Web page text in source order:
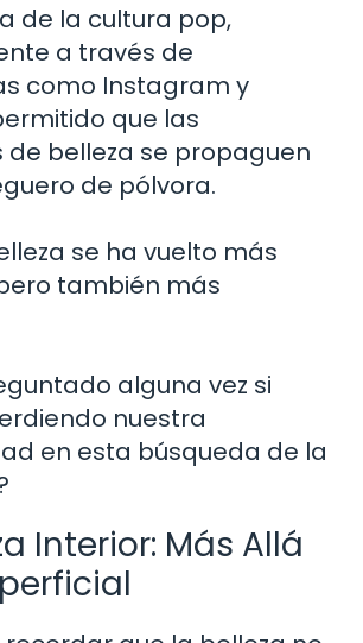
de la cultura pop,
a través de
como Instagram y
que las
belleza se propaguen
de pólvora.
se ha vuelto más
también más
alguna vez si
nuestra
en esta búsqueda de la
Interior: Más Allá